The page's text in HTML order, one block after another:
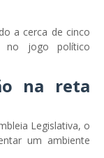
a cerca de cinco
no jogo político
na reta
Legislativa, o
um ambiente